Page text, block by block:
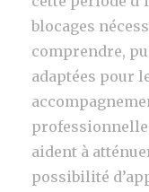
blocages
comprendre,
adaptées pour
aident à
possibilité